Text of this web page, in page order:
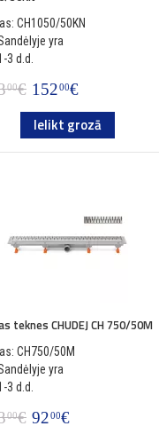
CH1050/50KN
yra
3 d.d.
00€ 152 00€
Ielikt grozā
teknes CHUDEJ CH 750/50M
CH750/50M
yra
3 d.d.
00€ 92 00€